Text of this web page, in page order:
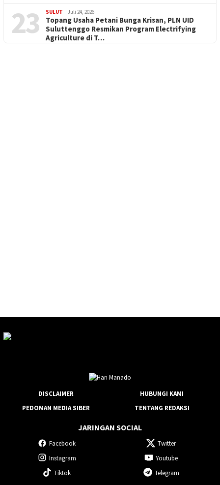
23 SULUT Juli 24, 2026
Topang Usaha Petani Bunga Krisan, PLN UID
Suluttenggo Resmikan Program Electrifying
Agriculture di T…
DISCLAIMER
HUBUNGI KAMI
PEDOMAN MEDIA SIBER
TENTANG REDAKSI
JARINGAN SOCIAL
Facebook
Twitter
Instagram
Youtube
Tiktok
Telegram